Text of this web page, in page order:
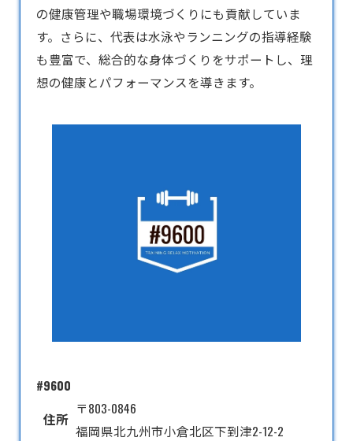
の健康管理や職場環境づくりにも貢献していま
す。さらに、代表は水泳やランニングの指導経験
も豊富で、総合的な身体づくりをサポートし、理
想の健康とパフォーマンスを導きます。
#9600
住所
〒803-0846
福岡県北九州市小倉北区下到津2-12-2